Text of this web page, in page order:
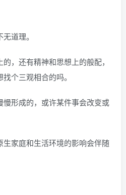
道理。
，还有精神和思想上的般配，
个三观相合的吗。
慢形成的，或许某件事会改变或
家庭和生活环境的影响会伴随